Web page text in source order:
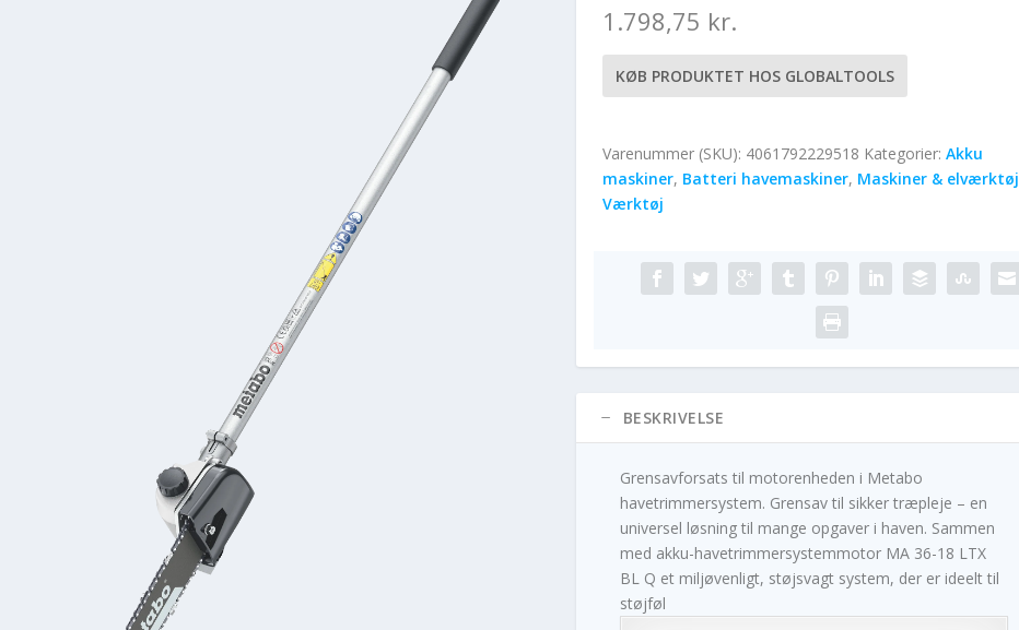
1.798,75 kr.
KØB PRODUKTET HOS GLOBALTOOLS
Varenummer (SKU): 4061792229518 Kategorier: Akku
maskiner, Batteri havemaskiner, Maskiner & elværktøj
Værktøj
BESKRIVELSE
Grensavforsats til motorenheden i Metabo
havetrimmersystem. Grensav til sikker træpleje – en
universel løsning til mange opgaver i haven. Sammen
med akku-havetrimmersystemmotor MA 36-18 LTX
BL Q et miljøvenligt, støjsvagt system, der er ideelt til
støjføl